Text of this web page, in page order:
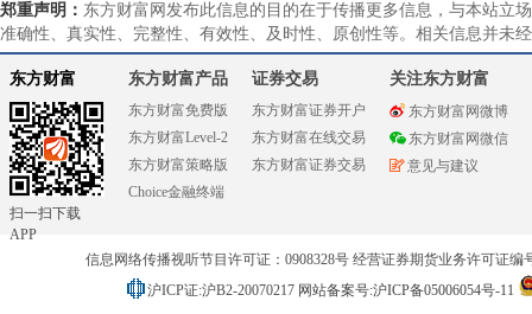
郑重声明： 东方财富网发布此信息的目的在于传播更多信息，与本站立
准确性、真实性、完整性、有效性、及时性、原创性等。相关信息并未
东方财富
扫一扫下载
APP
东方财富产品
东方财富免费版
东方财富Level-2
东方财富策略版
Choice金融终端
证券交易
东方财富证券开户
东方财富在线交易
东方财富证券交易
关注东方财富
东方财富网微博
东方财富网微信
意见与建议
信息网络传播视听节目许可证：0908328号 经营证券期货业务许可证编
沪ICP证:沪B2-20070217 网站备案号:沪ICP备05006054号-11